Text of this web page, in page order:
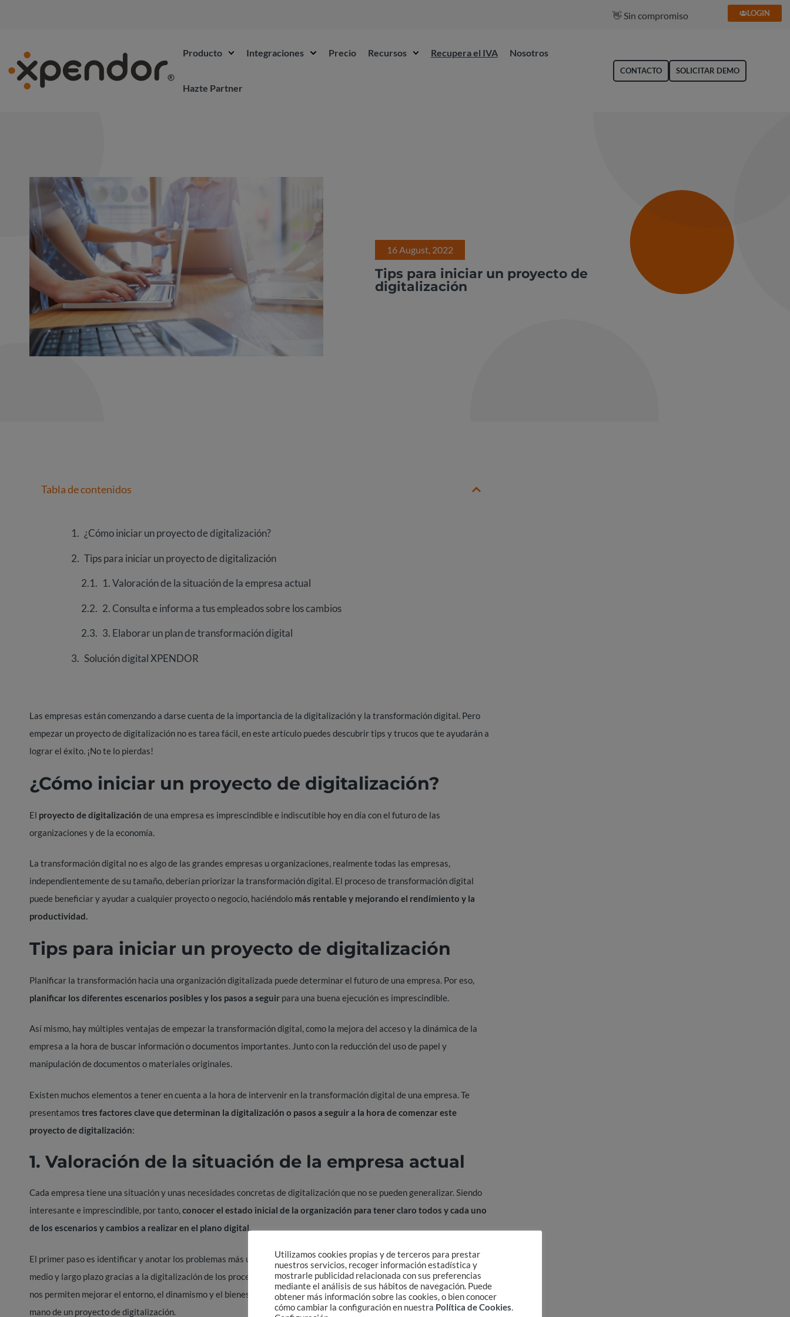
🥇 Líder en gestión de gastos LOGIN
Producto Integraciones Precio Recursos Recupera el IVA Nosotros
Hazte Partner
CONTACTO SOLICITAR DEMO
16 August, 2022
Tips para iniciar un proyecto de
digitalización
Tabla de contenidos
¿Cómo iniciar un proyecto de digitalización?
Tips para iniciar un proyecto de digitalización
1. Valoración de la situación de la empresa actual
2. Consulta e informa a tus empleados sobre los cambios
3. Elaborar un plan de transformación digital
Solución digital XPENDOR
Las empresas están comenzando a darse cuenta de la importancia de la digitalización y la transformación digital. Pero
empezar un proyecto de digitalización no es tarea fácil, en este artículo puedes descubrir tips y trucos que te ayudarán a
lograr el éxito. ¡No te lo pierdas!
¿Cómo iniciar un proyecto de digitalización?
El proyecto de digitalización de una empresa es imprescindible e indiscutible hoy en día con el futuro de las
organizaciones y de la economía.
La transformación digital no es algo de las grandes empresas u organizaciones, realmente todas las empresas,
independientemente de su tamaño, deberían priorizar la transformación digital. El proceso de transformación digital
puede beneficiar y ayudar a cualquier proyecto o negocio, haciéndolo más rentable y mejorando el rendimiento y la
productividad.
Tips para iniciar un proyecto de digitalización
Planificar la transformación hacia una organización digitalizada puede determinar el futuro de una empresa. Por eso,
planificar los diferentes escenarios posibles y los pasos a seguir para una buena ejecución es imprescindible.
Así mismo, hay múltiples ventajas de empezar la transformación digital, como la mejora del acceso y la dinámica de la
empresa a la hora de buscar información o documentos importantes. Junto con la reducción del uso de papel y
manipulación de documentos o materiales originales.
Existen muchos elementos a tener en cuenta a la hora de intervenir en la transformación digital de una empresa. Te
presentamostres factores clave que determinan ladigitalización o pasos a seguir a la hora de comenzar este
proyecto de digitalización:
1. Valoración de la situación de la empresa actual
Cada empresa tiene una situación y unas necesidades concretas de digitalización que no se pueden generalizar.Siendo
interesante e imprescindible, por tanto,conocer el estado inicial de la organización para tener claro todos y cada uno
de los escenarios y cambios a realizar en el plano digital.
El primer paso es identificar y anotar los problemas más urgentes a la hora de trabajar que pueden ser mejorados a corto,
medio y largo plazo gracias a la digitalización de los procesos concretos. Un buen análisis y la priorización de los cambios
nos permiten mejorar el entorno, el dinamismo y el bienestar de los empleados, y en consecuencia, el de la empresa de la
mano de un proyecto de digitalización.
Utilizamos cookies propias y de terceros para prestar
nuestros servicios, recoger información estadística y
mostrarle publicidad relacionada con sus preferencias
mediante el análisis de sus hábitos de navegación. Puede
obtener más información sobre las cookies, o bien conocer
cómo cambiar la configuración en nuestra Política de Cookies.